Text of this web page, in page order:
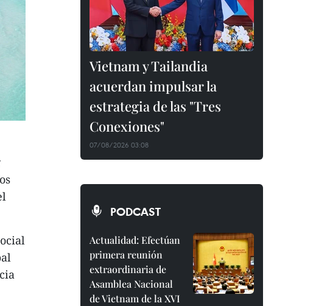
Vietnam y Tailandia
acuerdan impulsar la
estrategia de las "Tres
Conexiones"
07/08/2026 03:08
PODCAST
Actualidad: Efectúan
primera reunión
extraordinaria de
Asamblea Nacional
de Vietnam de la XVI